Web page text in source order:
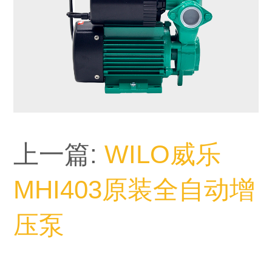
上一篇: WILO威乐
MHI403原装全自动增
压泵